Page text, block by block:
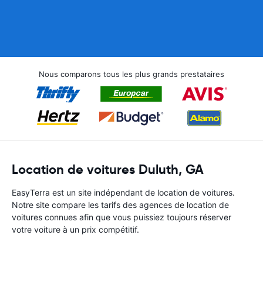
Nous comparons tous les plus grands prestataires
Location de voitures Duluth, GA
EasyTerra est un site indépendant de location de voitures.
Notre site compare les tarifs des agences de location de
voitures connues afin que vous puissiez toujours réserver
votre voiture à un prix compétitif.